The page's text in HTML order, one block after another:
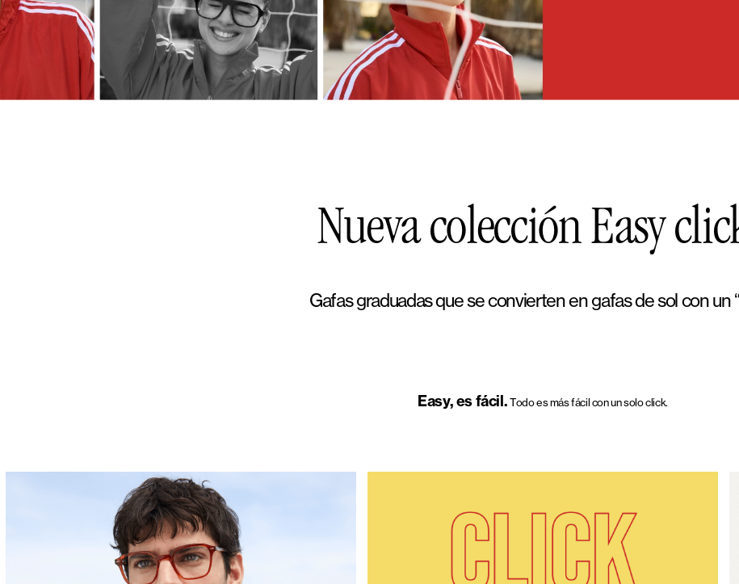
Nueva colección Easy
Gafas graduadas que se convierten en gafas de sol con un
Easy, es fácil.Todo es más fácil con un solo click.